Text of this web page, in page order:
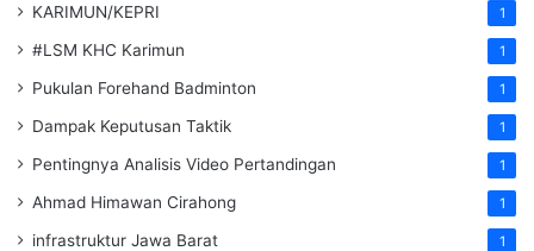
KARIMUN/KEPRI 1
#LSM KHC Karimun 1
Pukulan Forehand Badminton 1
Dampak Keputusan Taktik 1
Pentingnya Analisis Video Pertandingan 1
Ahmad Himawan Cirahong 1
infrastruktur Jawa Barat 1